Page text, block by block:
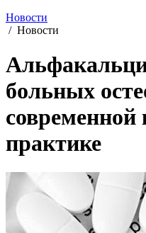
Новости
/ Новости
больных
современной
практике